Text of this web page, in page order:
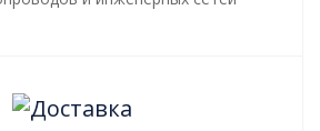
в рамках
труб и трубопроводной